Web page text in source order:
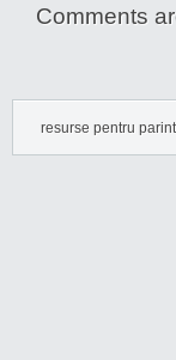
Comments
resurse pentru